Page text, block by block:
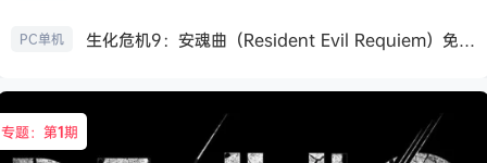
PC单机 生化危机9：安魂曲（Resident Evil Requiem）免安装中文版
专题：第1期